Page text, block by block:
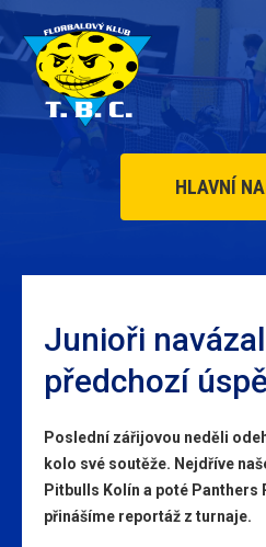
HLAVNÍ
Junioři
předchozí
Poslední zářijovou neděli
kolo své soutěže. Nejdříve
Pitbulls Kolín a poté Panthers
přinášíme reportáž z turnaje.